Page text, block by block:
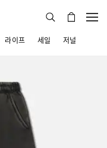
라이프 세일 저널